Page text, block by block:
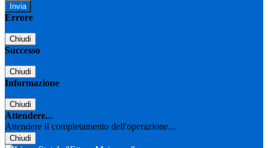
Errore
Chiudi
Successo
Chiudi
Informazione
Chiudi
Attendere...
Attendere il completamento dell'operazione...
Chiudi